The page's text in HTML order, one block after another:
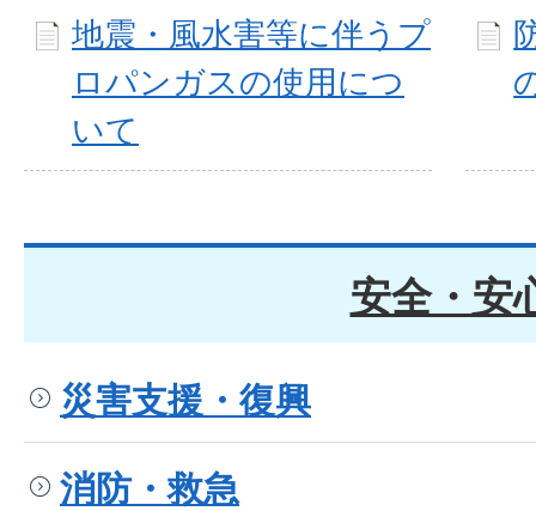
地震・風水害等に伴うプ
ロパンガスの使用につ
いて
安全・安
災害支援・復興
消防・救急